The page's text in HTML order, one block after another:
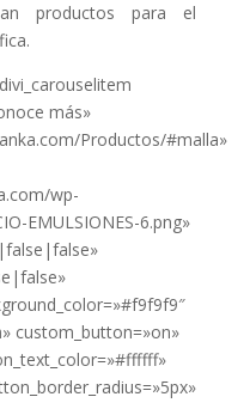
productos para el
más»
Productos/#malla»
wp-
EMULSIONES-6.png»
custom_button=»on»